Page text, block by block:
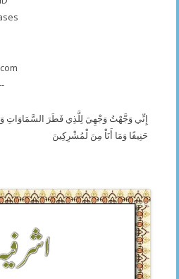
إِنِّي وَجَّهْتُ وَجْهِيَ لِلَّذِي فَطَرَ السَّمَاوَاتِ
حَنِيفًا وَمَا أَنَاْ مِنَ لْمُشْرِكِينَ